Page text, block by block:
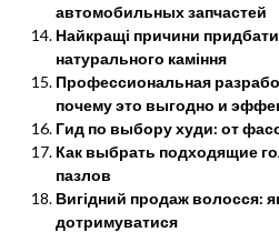
автомобильных запчастей
Найкращі причини
натурального каміння
Профессиональная
почему это выгодно и
Гид по выбору худи: от
Как выбрать подходящие
пазлов
Вигідний продаж волосся:
дотримуватися